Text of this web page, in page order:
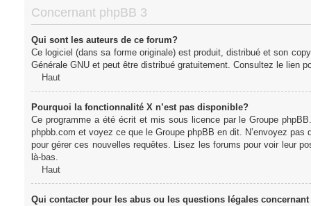
Concernant phpBB 3
Qui sont les auteurs de ce forum?
Ce logiciel (dans sa forme originale) est produit, distribué et son
Générale GNU et peut être distribué gratuitement. Consultez le lien
Haut
Pourquoi la fonctionnalité X n’est pas disponible?
Ce programme a été écrit et mis sous licence par le Groupe
phpbb.com et voyez ce que le Groupe phpBB en dit. N’envoyez
pour gérer ces nouvelles requêtes. Lisez les forums pour voir leur
là-bas.
Haut
Qui contacter pour les abus ou les questions légales